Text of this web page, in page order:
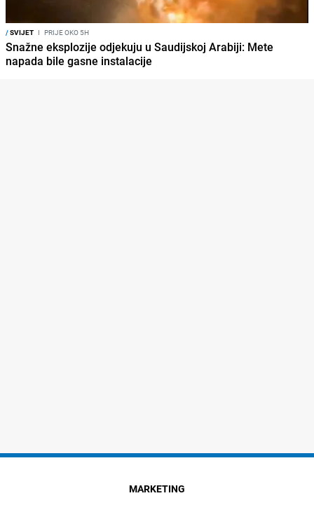
/SVIJET I PRIJE OKO 5H
Snažne eksplozije odjekuju u Saudijskoj Arabiji: Mete
napada bile gasne instalacije
MARKETING